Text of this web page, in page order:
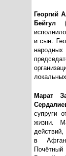
Георгий
Бейгул
и сын.
Марат
супруги
жизни.
в